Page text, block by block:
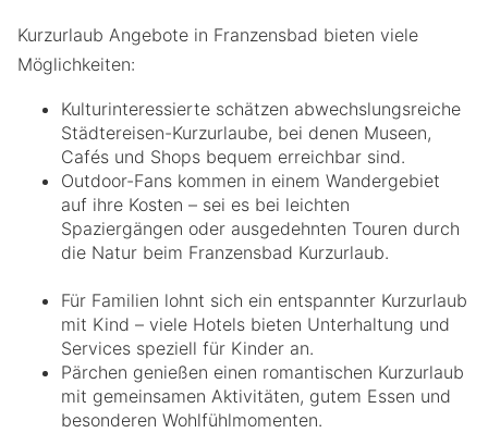
Kurzurlaub Angebote in Franzensbad bieten viele
Möglichkeiten:
Kulturinteressierte schätzen abwechslungsreiche
Städtereisen-Kurzurlaube, bei denen Museen,
Cafés und Shops bequem erreichbar sind.
Outdoor-Fans kommen in einem Wandergebiet
auf ihre Kosten – sei es bei leichten
Spaziergängen oder ausgedehnten Touren durch
die Natur beim Franzensbad Kurzurlaub.
Für Familien lohnt sich ein entspannter Kurzurlaub
mit Kind – viele Hotels bieten Unterhaltung und
Services speziell für Kinder an.
Pärchen genießen einen romantischen Kurzurlaub
mit gemeinsamen Aktivitäten, gutem Essen und
besonderen Wohlfühlmomenten.